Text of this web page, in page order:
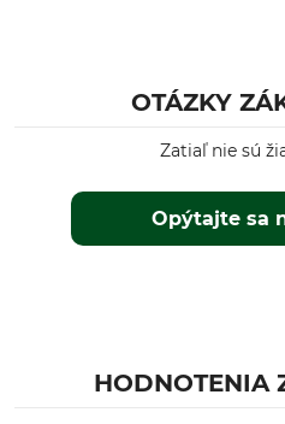
OTÁZKY
Opýtajte sa
Zatiaľ nie sú
HODNOTENIA